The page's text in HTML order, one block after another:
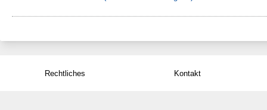
Rechtliches Kontakt